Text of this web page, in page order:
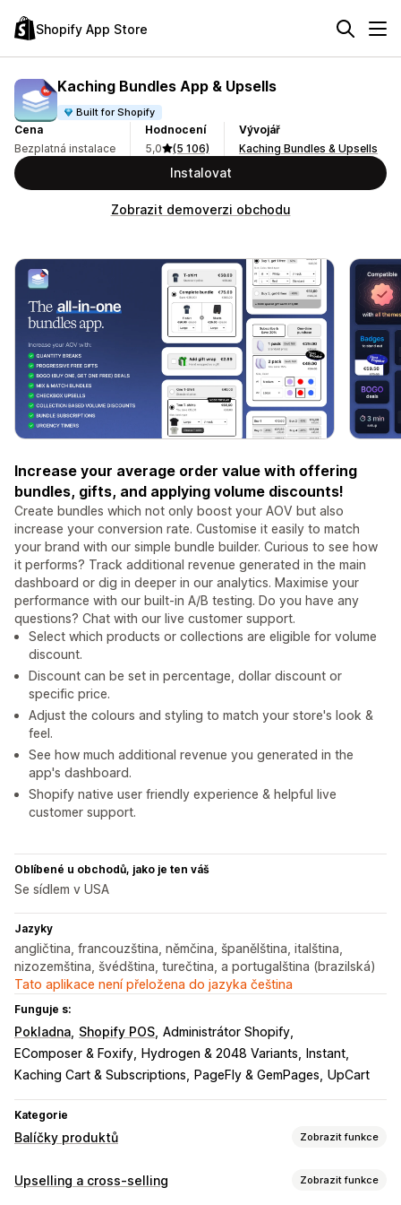
Shopify App Store
Kaching Bundles App & Upsells
Built for Shopify
Cena
Bezplatná instalace
Hodnocení
5,0
(5 106)
Vývojář
Kaching Bundles & Upsells
Instalovat
Zobrazit demoverzi obchodu
Increase your average order value with offering
bundles, gifts, and applying volume discounts!
Create bundles which not only boost your AOV but also
increase your conversion rate. Customise it easily to match
your brand with our simple bundle builder. Curious to see how
it performs? Track additional revenue generated in the main
dashboard or dig in deeper in our analytics. Maximise your
performance with our built-in A/B testing. Do you have any
questions? Chat with our live customer support.
Select which products or collections are eligible for volume
discount.
Discount can be set in percentage, dollar discount or
specific price.
Adjust the colours and styling to match your store's look &
feel.
See how much additional revenue you generated in the
app's dashboard.
Shopify native user friendly experience & helpful live
customer support.
Oblíbené u obchodů, jako je ten váš
Se sídlem v USA
Jazyky
angličtina, francouzština, němčina, španělština, italština,
nizozemština, švédština, turečtina, a portugalština (brazilská)
Tato aplikace není přeložena do jazyka čeština
Funguje s:
Pokladna Shopify POS Administrátor Shopify
EComposer & Foxify
Hydrogen & 2048 Variants
Instant
Kaching Cart & Subscriptions
PageFly & GemPages UpCart
Kategorie
Balíčky produktů Zobrazit funkce
Typy balíčků
Upselling a cross-selling Zobrazit funkce